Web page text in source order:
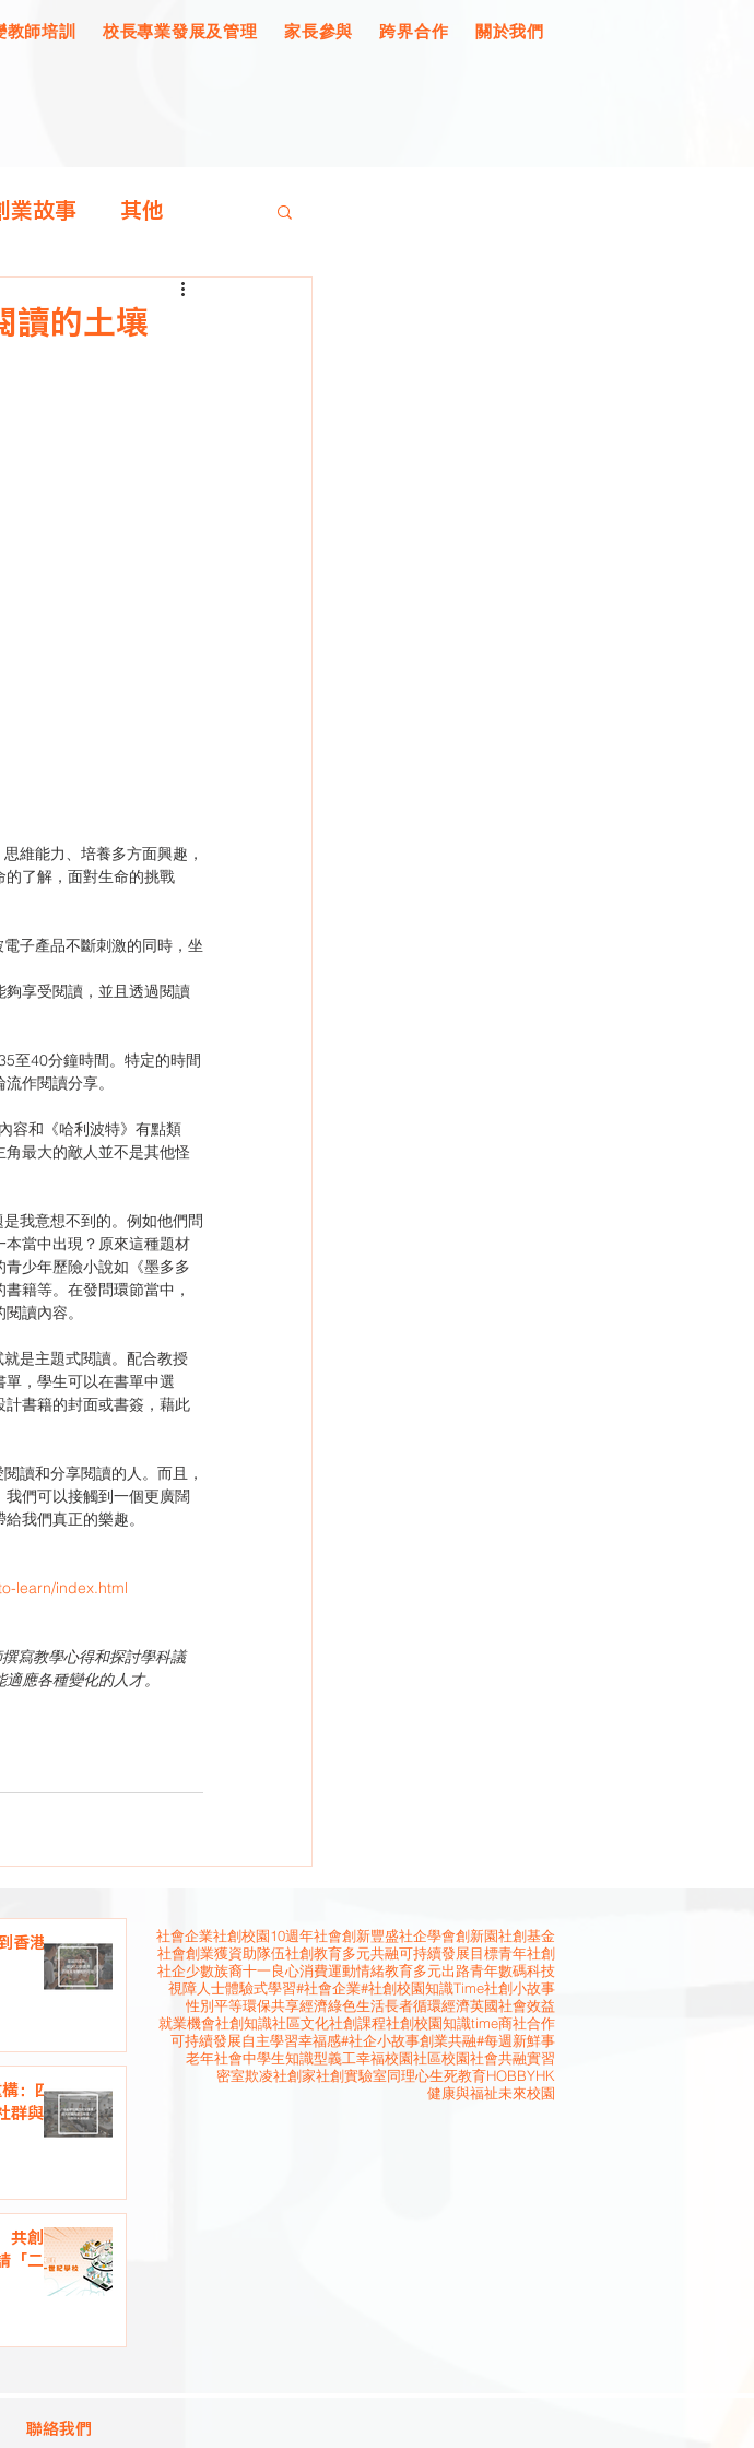
教師培訓 校長專業發展及管理 家長參與 跨界合作 關於我們
業故事 其他
讀的土壤
了解，面對生命的挑戰
享受閱讀，並且透過閱讀
作閱讀分享。
最大的敵人並不是其他怪
當中出現？原來這種題材
少年歷險小說如《墨多多
籍等。在發問環節當中，
讀內容。
單，學生可以在書單中選
書籍的封面或書簽，藉此
們可以接觸到一個更廣闊
我們真正的樂趣。
learn/index.html
寫教學心得和探討學科議
應各種變化的人才。
香港
：四
群與未
共創世
「二十
社會企業社創校園10週年社會創新豐盛社企學會創新園社創基金
社會創業獲資助隊伍社創教育多元共融可持續發展目標青年社創
社企少數族裔十一良心消費運動情緒教育多元出路青年數碼科技
視障人士體驗式學習#社會企業#社創校園知識Time社創小故事
性別平等環保共享經濟綠色生活長者循環經濟英國社會效益
就業機會社創知識社區文化社創課程社創校園知識time商社合作
可持續發展自主學習幸福感#社企小故事創業共融#每週新鮮事
老年社會中學生知識型義工幸福校園社區校園社會共融實習
密室欺凌社創家社創實驗室同理心生死教育HOBBYHK
健康與福祉未來校園
聯絡我們